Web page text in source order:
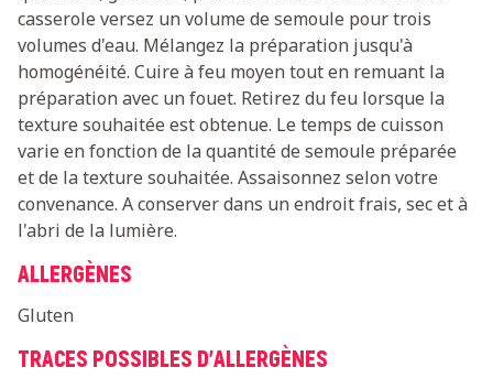
casserole versez un volume de semoule pour trois
volumes d'eau. Mélangez la préparation jusqu'à
homogénéité. Cuire à feu moyen tout en remuant la
préparation avec un fouet. Retirez du feu lorsque la
texture souhaitée est obtenue. Le temps de cuisson
varie en fonction de la quantité de semoule préparée
et de la texture souhaitée. Assaisonnez selon votre
convenance. A conserver dans un endroit frais, sec et à
l'abri de la lumière.
ALLERGÈNES
Gluten
TRACES POSSIBLES D'ALLERGÈNES